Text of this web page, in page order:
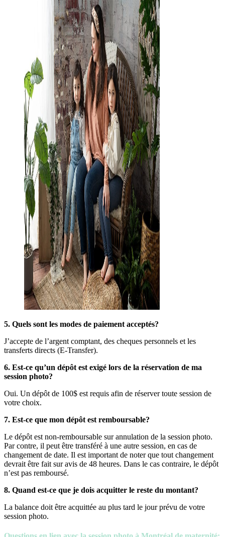
5. Quels sont les modes de paiement acceptés?
J’accepte de l’argent comptant, des cheques personnels et les
transferts directs (E-Transfer).
6. Est-ce qu’un dépôt est exigé lors de la réservation de ma
session photo?
Oui. Un dépôt de 100$ est requis afin de réserver toute session de
votre choix.
7. Est-ce que mon dépôt est remboursable?
Le dépôt est non-remboursable sur annulation de la session photo.
Par contre, il peut être transféré à une autre session, en cas de
changement de date. Il est important de noter que tout changement
devrait être fait sur avis de 48 heures. Dans le cas contraire, le dépôt
n’est pas remboursé.
8. Quand est-ce que je dois acquitter le reste du montant?
La balance doit être acquittée au plus tard le jour prévu de votre
session photo.